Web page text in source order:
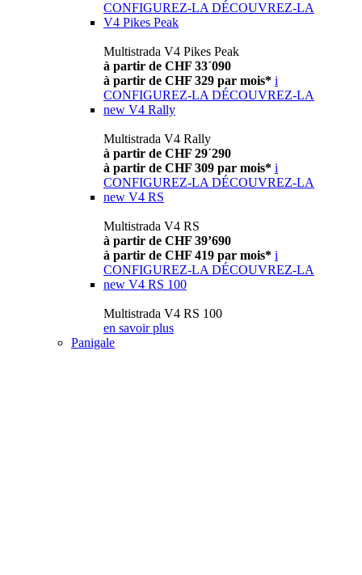
CONFIGUREZ-LA DÉCOUVREZ-LA
V4 Pikes Peak
Multistrada V4 Pikes Peak
à partir de CHF 33´090
à partir de CHF 329 par mois* i
CONFIGUREZ-LA DÉCOUVREZ-LA
new V4 Rally
Multistrada V4 Rally
à partir de CHF 29´290
à partir de CHF 309 par mois* i
CONFIGUREZ-LA DÉCOUVREZ-LA
new V4 RS
Multistrada V4 RS
à partir de CHF 39’690
à partir de CHF 419 par mois* i
CONFIGUREZ-LA DÉCOUVREZ-LA
new V4 RS 100
Multistrada V4 RS 100
en savoir plus
Panigale